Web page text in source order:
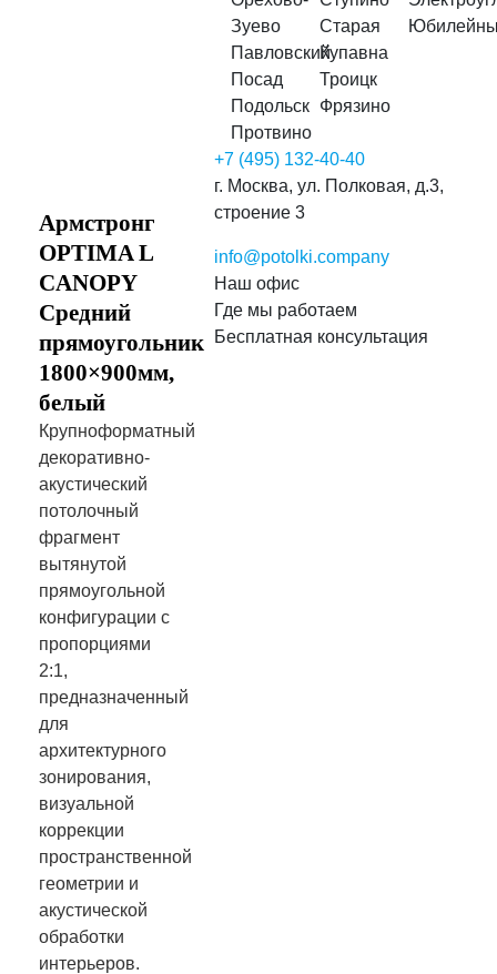
Армстронг
OPTIMA L
CANOPY
Средний
прямоугольник
1800×900мм,
белый
Крупноформатный
декоративно-
акустический
потолочный
фрагмент
вытянутой
прямоугольной
конфигурации с
пропорциями
2:1,
предназначенный
для
архитектурного
зонирования,
визуальной
коррекции
пространственной
геометрии и
акустической
обработки
интерьеров.
Зуево
Павловский
Посад
Подольск
Протвино
Старая
Купавна
Троицк
Фрязино
+7 (495) 132-40-40
г. Москва, ул. Полковая, д.3,
строение 3
info@potolki.company
Наш офис
Где мы работаем
Бесплатная консультация